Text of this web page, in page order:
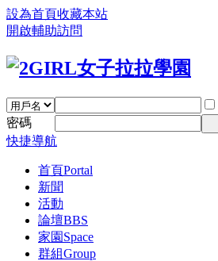
設為首頁收藏本站
開啟輔助訪問
密碼
快捷導航
首頁Portal
新聞
活動
論壇BBS
家園 Space
群組Group